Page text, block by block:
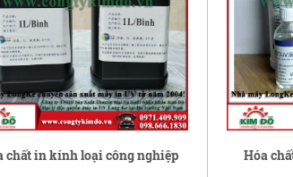
chất in kính loại công nghiệp Hóa